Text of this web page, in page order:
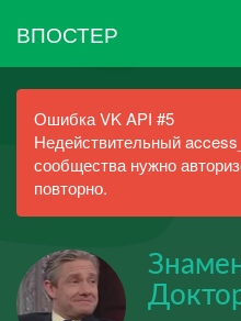
ВПОСТЕР
Ошибка VK API #5
Недействительный
сообщества нужно
повторно.